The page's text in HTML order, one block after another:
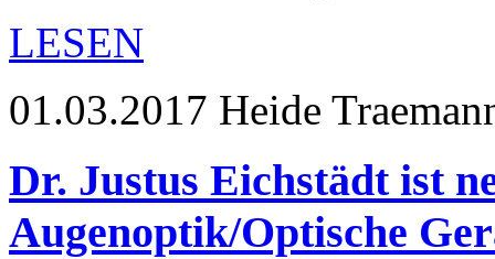
LESEN
01.03.2017 Heide
Dr. Justus Eichstädt ist
Augenoptik/Optische